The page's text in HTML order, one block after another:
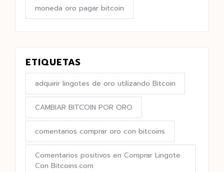
moneda oro pagar bitcoin
ETIQUETAS
adquirir lingotes de oro utilizando Bitcoin
CAMBIAR BITCOIN POR ORO
comentarios comprar oro con bitcoins
Comentarios positivos en Comprar Lingote
Con Bitcoins.com